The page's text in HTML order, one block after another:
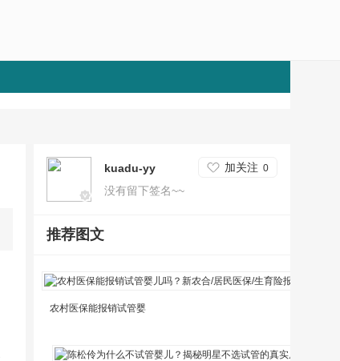
kuadu-yy 加关注 0
没有留下签名~~
推荐图文
农村医保能报销试管婴